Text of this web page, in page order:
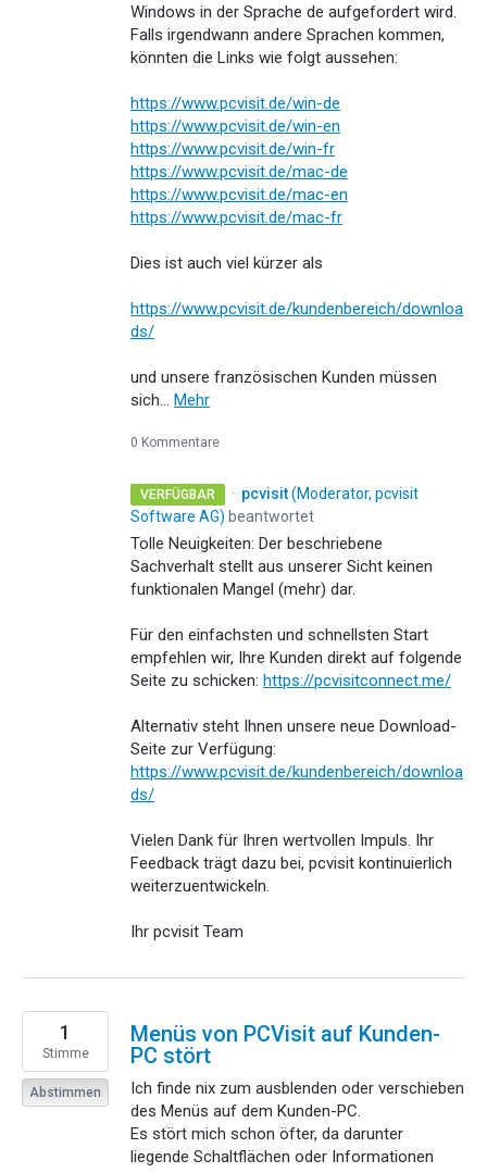
Windows in der Sprache de aufgefordert wird.
Falls irgendwann andere Sprachen kommen,
könnten die Links wie folgt aussehen:
https://www.pcvisit.de/win-de
https://www.pcvisit.de/win-en
https://www.pcvisit.de/win-fr
https://www.pcvisit.de/mac-de
https://www.pcvisit.de/mac-en
https://www.pcvisit.de/mac-fr
Dies ist auch viel kürzer als
https://www.pcvisit.de/kundenbereich/downloa
ds/
und unsere französischen Kunden müssen
sich… Mehr
0 Kommentare
VERFÜGBAR · pcvisit(Moderator, pcvisit
Software AG) beantwortet
Tolle Neuigkeiten: Der beschriebene
Sachverhalt stellt aus unserer Sicht keinen
funktionalen Mangel (mehr) dar.
Für den einfachsten und schnellsten Start
empfehlen wir, Ihre Kunden direkt auf folgende
Seite zu schicken: https://pcvisitconnect.me/
Alternativ steht Ihnen unsere neue Download-
Seite zur Verfügung:
https://www.pcvisit.de/kundenbereich/downloa
ds/
Vielen Dank für Ihren wertvollen Impuls. Ihr
Feedback trägt dazu bei, pcvisit kontinuierlich
weiterzuentwickeln.
Ihr pcvisit Team
Menüs von PCVisit auf Kunden-
PC stört
Ich finde nix zum ausblenden oder verschieben
des Menüs auf dem Kunden-PC.
Es stört mich schon öfter, da darunter
liegende Schaltflächen oder Informationen
1
Stimme
Abstimmen